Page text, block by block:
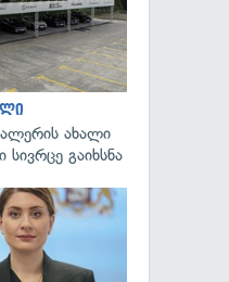
ახალი
გაიხსნა